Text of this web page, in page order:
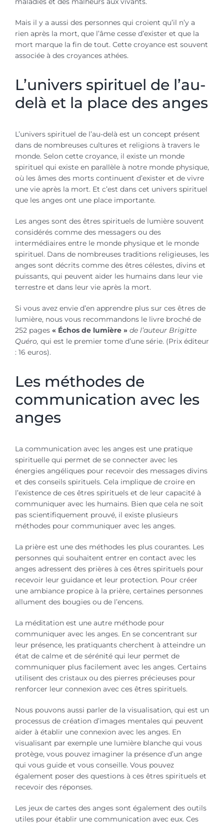
Mais il y a aussi des personnes qui croient qu’il n’y a
rien après la mort, que l’âme cesse d’exister et que la
mort marque la fin de tout. Cette croyance est souvent
associée à des croyances athées.
L’univers spirituel de l’au-
delà et la place des anges
L’univers spirituel de l’au-delà est un concept présent
dans de nombreuses cultures et religions à travers le
monde. Selon cette croyance, il existe un monde
spirituel qui existe en parallèle à notre monde physique,
où les âmes des morts continuent d’exister et de vivre
une vie après la mort. Et c’est dans cet univers spirituel
que les anges ont une place importante.
Les anges sont des êtres spirituels de lumière souvent
considérés comme des messagers ou des
intermédiaires entre le monde physique et le monde
spirituel. Dans de nombreuses traditions religieuses, les
anges sont décrits comme des êtres célestes, divins et
puissants, qui peuvent aider les humains dans leur vie
terrestre et dans leur vie après la mort.
Si vous avez envie d’en apprendre plus sur ces êtres de
lumière, nous vous recommandons le livre broché de
252 pages « Échos de lumière »de l’auteur Brigitte
Quéro, qui est le premier tome d’une série. (Prix éditeur
: 16 euros).
Les méthodes de
communication avec les
anges
La communication avec les anges est une pratique
spirituelle qui permet de se connecter avec les
énergies angéliques pour recevoir des messages divins
et des conseils spirituels. Cela implique de croire en
l’existence de ces êtres spirituels et de leur capacité à
communiquer avec les humains. Bien que cela ne soit
pas scientifiquement prouvé, il existe plusieurs
méthodes pour communiquer avec les anges.
La prière est une des méthodes les plus courantes. Les
personnes qui souhaitent entrer en contact avec les
anges adressent des prières à ces êtres spirituels pour
recevoir leur guidance et leur protection. Pour créer
une ambiance propice à la prière, certaines personnes
allument des bougies ou de l’encens.
La méditation est une autre méthode pour
communiquer avec les anges. En se concentrant sur
leur présence, les pratiquants cherchent à atteindre un
état de calme et de sérénité qui leur permet de
communiquer plus facilement avec les anges. Certains
utilisent des cristaux ou des pierres précieuses pour
renforcer leur connexion avec ces êtres spirituels.
Nous pouvons aussi parler de la visualisation, qui est un
processus de création d’images mentales qui peuvent
aider à établir une connexion avec les anges. En
visualisant par exemple une lumière blanche qui vous
protège, vous pouvez imaginer la présence d’un ange
qui vous guide et vous conseille. Vous pouvez
également poser des questions à ces êtres spirituels et
recevoir des réponses.
Les jeux de cartes des anges sont également des outils
utiles pour établir une communication avec eux. Ces